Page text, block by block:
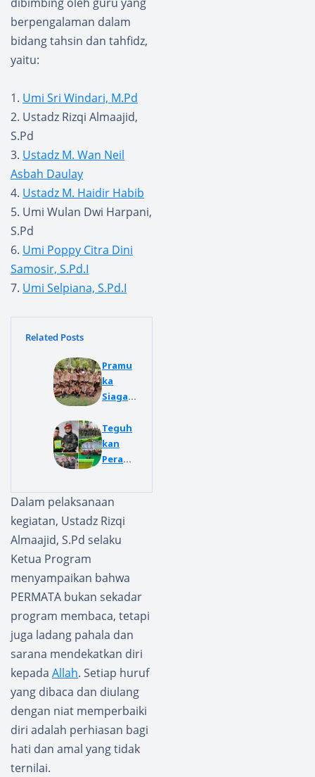
berpengalaman dalam
bidang tahsin dan tahfidz,
yaitu:
1. Umi Sri Windari, M.Pd
2. Ustadz Rizqi Almaajid,
S.Pd
3. Ustadz M. Wan Neil
Asbah Daulay
4. Ustadz M. Haidir Habib
5. Umi Wulan Dwi Harpani,
S.Pd
6. Umi Poppy Citra Dini
Samosir, S.Pd.I
7. Umi Selpiana, S.Pd.I
Related Posts
Pramu
ka
Siaga
Tembu
ng Raih
Juara 1
Indone
sia
Raya di
Apel
Pramu
ka ke-
64 Deli
Serdan
Teguh
kan
Peran
a
Wujud
kan
Asta
Ketaha
nan
Panga
n, PP
Washli
yah
Gelar
Jambor
e
Nasion
al
Dalam pelaksanaan
kegiatan, Ustadz Rizqi
Almaajid, S.Pd selaku
Ketua Program
menyampaikan bahwa
PERMATA bukan sekadar
program membaca, tetapi
juga ladang pahala dan
sarana mendekatkan diri
kepada Allah. Setiap huruf
yang dibaca dan diulang
dengan niat memperbaiki
diri adalah perhiasan bagi
hati dan amal yang tidak
ternilai.